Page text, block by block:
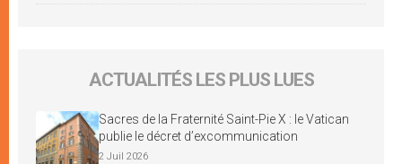
ACTUALITÉS LES PLUS LUES
Sacres de la Fraternité Saint-Pie X : le Vatican
publie le décret d’excommunication
2 Juil 2026